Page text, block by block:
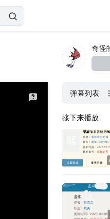
奇怪
弹幕列表
接下来播放